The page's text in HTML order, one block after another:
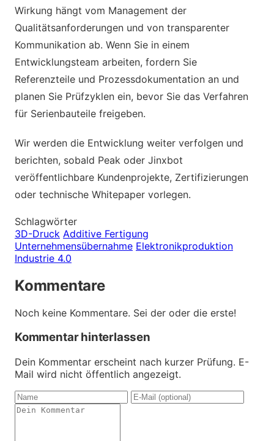
Wirkung hängt vom Management der
Qualitätsanforderungen und von transparenter
Kommunikation ab. Wenn Sie in einem
Entwicklungsteam arbeiten, fordern Sie
Referenzteile und Prozessdokumentation an und
planen Sie Prüfzyklen ein, bevor Sie das Verfahren
für Serienbauteile freigeben.
Wir werden die Entwicklung weiter verfolgen und
berichten, sobald Peak oder Jinxbot
veröffentlichbare Kundenprojekte, Zertifizierungen
oder technische Whitepaper vorlegen.
Schlagwörter
3D-Druck Additive Fertigung
Unternehmensübernahme Elektronikproduktion
Industrie 4.0
Kommentare
Noch keine Kommentare. Sei der oder die erste!
Kommentar hinterlassen
Dein Kommentar erscheint nach kurzer Prüfung. E-
Mail wird nicht öffentlich angezeigt.